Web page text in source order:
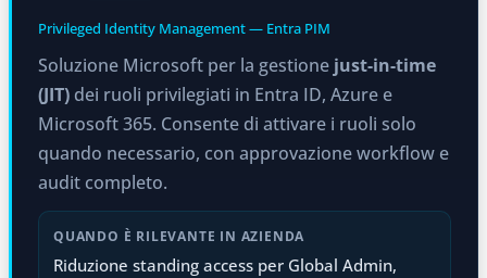
Privileged Identity Management — Entra PIM
Soluzione Microsoft per la gestione just-in-time
(JIT) dei ruoli privilegiati in Entra ID, Azure e
Microsoft 365. Consente di attivare i ruoli solo
quando necessario, con approvazione workflow e
audit completo.
QUANDO È RILEVANTE IN AZIENDA
Riduzione standing access per Global Admin,